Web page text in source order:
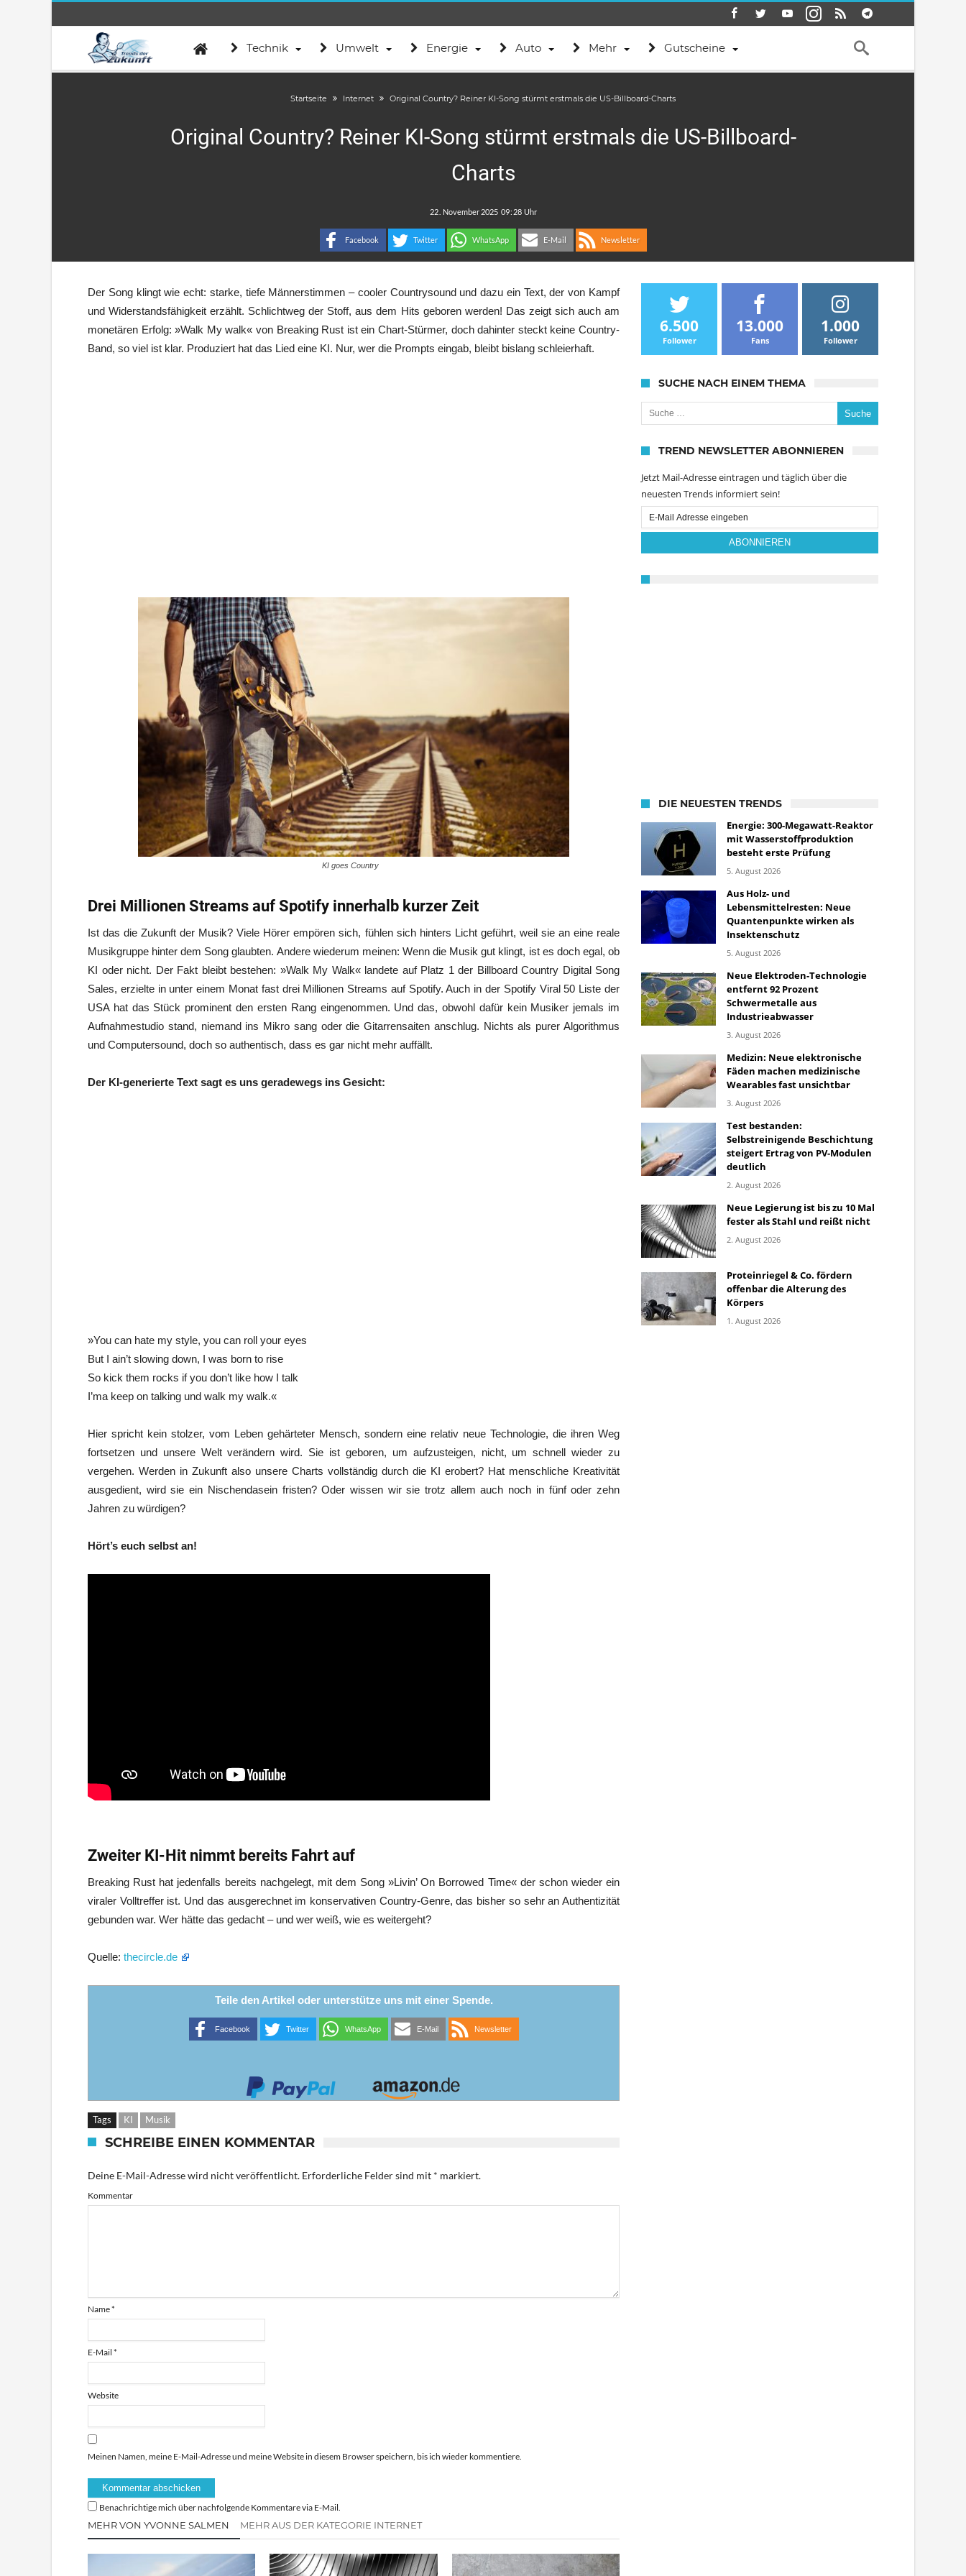
Technik Umwelt Energie Auto Mehr Gutscheine
Startseite Internet Original Country? Reiner KI-Song stürmt erstmals die US-Billboard-Charts
Original Country? Reiner KI-Song stürmt erstmals die US-Billboard-
Charts
:
Facebook Twitter WhatsApp E-Mail Newsletter
Der Song klingt wie echt: starke, tiefe Männerstimmen – cooler Countrysound und dazu ein Text, der von Kampf
und Widerstandsfähigkeit erzählt. Schlichtweg der Stoff, aus dem Hits geboren werden! Das zeigt sich auch am
monetären Erfolg: »Walk My walk« von Breaking Rust ist ein Chart-Stürmer, doch dahinter steckt keine Country-
Band, so viel ist klar. Produziert hat das Lied eine KI. Nur, wer die Prompts eingab, bleibt bislang schleierhaft.
KI goes Country
Drei Millionen Streams auf Spotify innerhalb kurzer Zeit
Ist das die Zukunft der Musik? Viele Hörer empören sich, fühlen sich hinters Licht geführt, weil sie an eine reale
Musikgruppe hinter dem Song glaubten. Andere wiederum meinen: Wenn die Musik gut klingt, ist es doch egal, ob
KI oder nicht. Der Fakt bleibt bestehen: »Walk My Walk« landete auf Platz 1 der Billboard Country Digital Song
Sales, erzielte in unter einem Monat fast drei Millionen Streams auf Spotify. Auch in der Spotify Viral 50 Liste der
USA hat das Stück prominent den ersten Rang eingenommen. Und das, obwohl dafür kein Musiker jemals im
Aufnahmestudio stand, niemand ins Mikro sang oder die Gitarrensaiten anschlug. Nichts als purer Algorithmus
und Computersound, doch so authentisch, dass es gar nicht mehr auffällt.
Der KI-generierte Text sagt es uns geradewegs ins Gesicht:
»You can hate my style, you can roll your eyes
But I ain’t slowing down, I was born to rise
So kick them rocks if you don’t like how I talk
I’ma keep on talking und walk my walk.«
Hier spricht kein stolzer, vom Leben gehärteter Mensch, sondern eine relativ neue Technologie, die ihren Weg
fortsetzen und unsere Welt verändern wird. Sie ist geboren, um aufzusteigen, nicht, um schnell wieder zu
vergehen. Werden in Zukunft also unsere Charts vollständig durch die KI erobert? Hat menschliche Kreativität
ausgedient, wird sie ein Nischendasein fristen? Oder wissen wir sie trotz allem auch noch in fünf oder zehn
Jahren zu würdigen?
Hört’s euch selbst an!
Zweiter KI-Hit nimmt bereits Fahrt auf
Breaking Rust hat jedenfalls bereits nachgelegt, mit dem Song »Livin’ On Borrowed Time« der schon wieder ein
viraler Volltreffer ist. Und das ausgerechnet im konservativen Country-Genre, das bisher so sehr an Authentizität
gebunden war. Wer hätte das gedacht – und wer weiß, wie es weitergeht?
Quelle: thecircle.de
Teile den Artikel oder unterstütze uns mit einer Spende.
Facebook Twitter WhatsApp E-Mail Newsletter
Tags KI Musik
SCHREIBE EINEN KOMMENTAR
Deine E-Mail-Adresse wird nicht veröffentlicht. Erforderliche Felder sind mit * markiert.
Kommentar
Name*
E-Mail *
Website
Meinen Namen, meine E-Mail-Adresse und meine Website in diesem Browser speichern, bis ich wieder kommentiere.
Benachrichtige mich über nachfolgende Kommentare via E-Mail.
MEHR VON YVONNE SALMEN MEHR AUS DER KATEGORIE INTERNET
6.500
Follower
13.000
Fans
1.000
Follower
SUCHE NACH EINEM THEMA
Suche nach:
TREND NEWSLETTER ABONNIEREN
Jetzt Mail-Adresse eintragen und täglich über die
neuesten Trends informiert sein!
Email
Subscription
ABONNIEREN
DIE NEUESTEN TRENDS
Energie: 300-Megawatt-Reaktor
mit Wasserstoffproduktion
besteht erste Prüfung
5. August 2026
Aus Holz- und
Lebensmittelresten: Neue
Quantenpunkte wirken als
Insektenschutz
5. August 2026
Neue Elektroden-Technologie
entfernt 92 Prozent
Schwermetalle aus
Industrieabwasser
3. August 2026
Medizin: Neue elektronische
Fäden machen medizinische
Wearables fast unsichtbar
3. August 2026
Test bestanden:
Selbstreinigende Beschichtung
steigert Ertrag von PV-Modulen
deutlich
2. August 2026
Neue Legierung ist bis zu 10 Mal
fester als Stahl und reißt nicht
2. August 2026
Proteinriegel & Co. fördern
offenbar die Alterung des
Körpers
1. August 2026